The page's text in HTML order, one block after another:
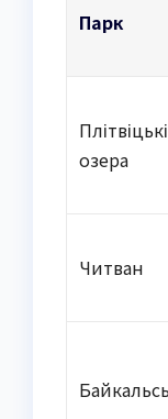
Парк
Плітвіцькі
озера
Читван